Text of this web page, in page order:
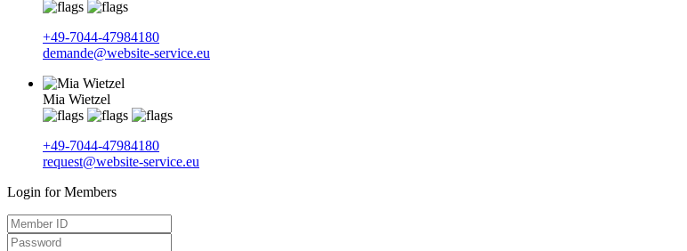
+49-7044-47984180
demande@website-service.eu
Mia Wietzel
+49-7044-47984180
request@website-service.eu
Login for Members